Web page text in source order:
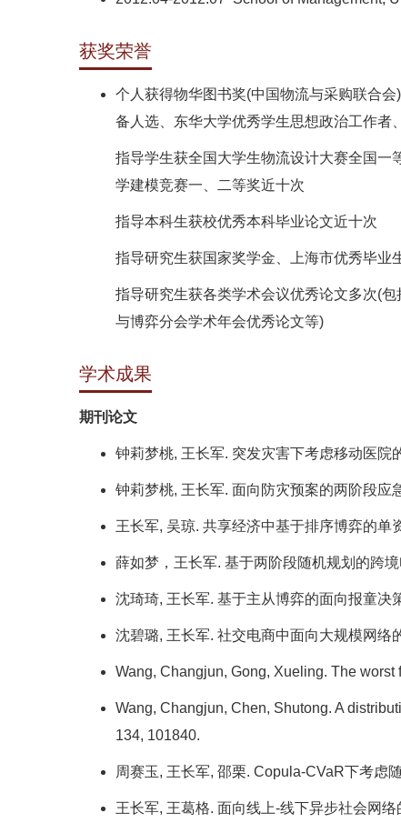
获奖荣誉
个人获得物华图书奖(中国物流与采购联合
备人选、东华大学优秀学生思想政治工作者
指导学生获全国大学生物流设计大赛全国一
学建模竞赛一、二等奖近十次
指导本科生获校优秀本科毕业论文近十次
指导研究生获国家奖学金、上海市优秀毕业
指导研究生获各类学术会议优秀论文多次(
与博弈分会学术年会优秀论文等)
学术成果
期刊论文
钟莉梦桃, 王长军. 突发灾害下考虑移动医院
钟莉梦桃, 王长军. 面向防灾预案的两阶段应
王长军, 吴琼. 共享经济中基于排序博弈的单
薛如梦，王长军. 基于两阶段随机规划的跨
沈琦琦, 王长军. 基于主从博弈的面向报童决
沈碧璐, 王长军. 社交电商中面向大规模网络
Wang, Changjun, Gong, Xueling. The
Wang, Changjun, Chen, Shutong. A
134, 101840.
周赛玉, 王长军, 邵栗. Copula-CVaR下考虑
王长军, 王葛格. 面向线上-线下异步社会网